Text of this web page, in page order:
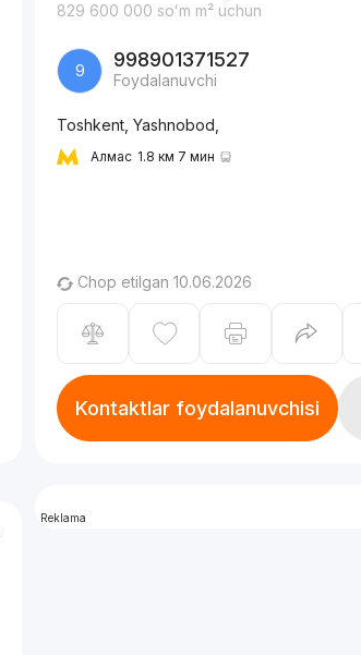
829 600 000 soʻm m² uchun
9 998901371527
Foydalanuvchi
Toshkent, Yashnobod,
Алмас 1.8 км 7 мин
Chop etilgan 10.06.2026
Kontaktlar foydalanuvchisi
Reklama